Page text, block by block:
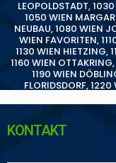
LEOPOLDSTADT,1030
1050 WIEN
NEUBAU,1080 WIEN
WIEN FAVORITEN,
1130 WIEN HIETZING,
1160 WIEN OTTAKRING,
1190 WIEN
FLORIDSDORF,1220
KONTAKT